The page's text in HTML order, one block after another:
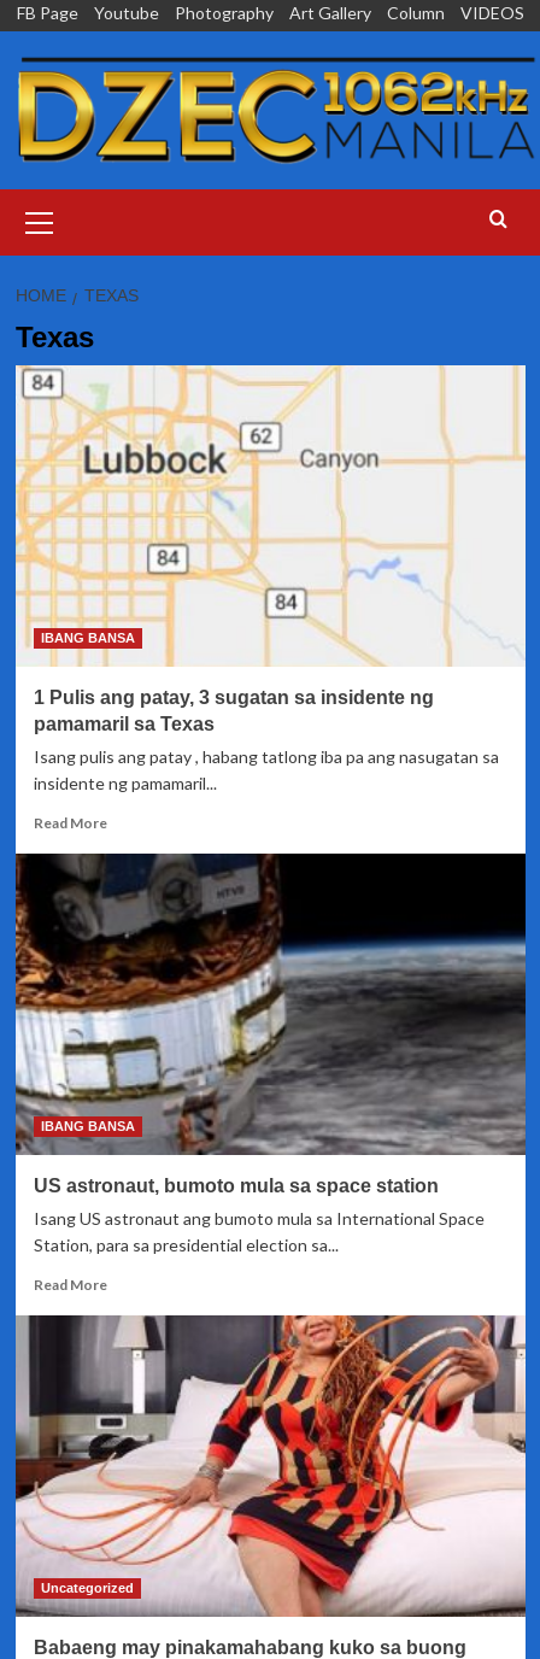
Skip
content
FB Page Youtube Photography Art Gallery Column VIDEOS
Menu
HOME TEXAS
Texas
IBANG BANSA
1 Pulis ang patay, 3 sugatan sa insidente ng
pamamaril sa Texas
Isang pulis ang patay , habang tatlong iba pa ang nasugatan sa
insidente ng pamamaril...
Read MoreRead
ang
patay,
3
sugatan
sa
insidente
ng
pamamaril
sa
Texas
IBANG BANSA
US astronaut, bumoto mula sa space station
Isang US astronaut ang bumoto mula sa International Space
Station, para sa presidential election sa...
Read MoreRead
about
US
bumoto
mula
sa
space
station
Uncategorized
Babaeng may pinakamahabang kuko sa buong